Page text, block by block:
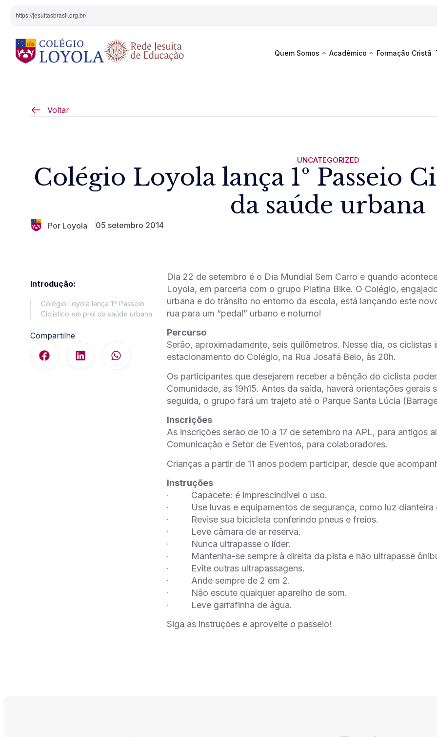
https://jesuitasbrasil.org.br/
Quem Somos
Pedagogia Inaciana Documentos Institucionais
Ver
Acadêmico Formação Cristã
Voltar
UNCATEGORIZED
Colégio Loyola lança 1º Passeio
da saúde urbana
Por Loyola 05 setembro 2014
Introdução:
Colégio Loyola lança 1º Passeio
Ciclístico em prol da saúde urbana
Compartilhe
Dia 22 de setembro é o Dia Mundial Sem Carro e quando
Loyola, em parceria com o grupo Platina Bike. O Colégio,
urbana e do trânsito no entorno da escola, está lançando este
rua para um “pedal” urbano e noturno!
Percurso
Serão, aproximadamente, seis quilômetros. Nesse dia, os ciclistas
estacionamento do Colégio, na Rua Josafá Belo, às 20h.
Os participantes que desejarem receber a bênção do ciclista
Comunidade, às 19h15. Antes da saída, haverá orientações gerais
seguida, o grupo fará um trajeto até o Parque Santa Lúcia
Inscrições
As inscrições serão de 10 a 17 de setembro na APL, para antigos
Comunicação e Setor de Eventos, para colaboradores.
Crianças a partir de 11 anos podem participar, desde que
Instruções
· Capacete: é imprescindível o uso.
· Use luvas e equipamentos de segurança, como luz dianteira
· Revise sua bicicleta conferindo pneus e freios.
· Leve câmara de ar reserva.
· Nunca ultrapasse o líder.
· Mantenha-se sempre à direita da pista e não ultrapasse
· Evite outras ultrapassagens.
· Ande sempre de 2 em 2.
· Não escute qualquer aparelho de som.
· Leve garrafinha de água.
Siga as instruções e aproveite o passeio!